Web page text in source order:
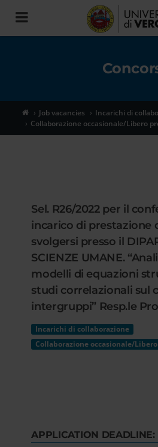
Toggle
navigation
Job vacancies
Incarichi di
Collaborazione occasionale/Libero
Sel. R26/2022 per il
incarico di prestazione
svolgersi presso il
SCIENZE UMANE.
modelli di equazioni
studi correlazionali sul
intergruppi” Resp.le
Incarichi di collaborazione
Collaborazione occasionale/
APPLICATION DEADLINE: